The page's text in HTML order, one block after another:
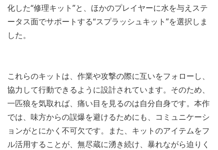
化した“修理キット”と、ほかのプレイヤーに水を与えステ
ータス面でサポートする“スプラッシュキット”を選択しま
した。
これらのキットは、作業や攻撃の際に互いをフォローし、
協力して行動できるように設計されています。そのため、
一匹狼を気取れば、痛い目を見るのは自分自身です。本作
では、味方からの誤爆を避けるためにも、コミュニケーシ
ョンがとにかく不可欠です。また、キットのアイテムをフ
ル活用することが、無尽蔵に湧き続け、暴れながら迫りく